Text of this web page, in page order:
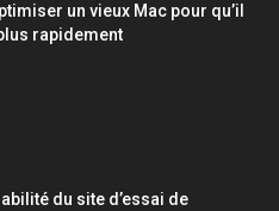
un vieux Mac pour qu’il
rapidement
du site d’essai de